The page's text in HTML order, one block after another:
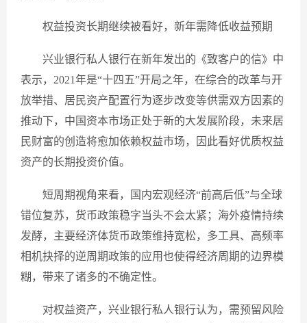
权益投资长期继续被看好，新年需降低收益预期
兴业银行私人银行在新年发出的《致客户的信》中
表示，2021年是“十四五”开局之年，在综合的改革与开
放举措、居民资产配置行为逐步改变等供需双方因素的
推动下，中国资本市场正处于新的大发展阶段，未来居
民财富的创造将愈加依赖权益市场，因此看好优质权益
资产的长期投资价值。
短周期视角来看，国内宏观经济“前高后低”与全球
错位复苏，货币政策稳字当头不会太紧；海外疫情持续
发酵，主要经济体货币政策维持宽松，多工具、高频率
相机抉择的逆周期政策的应用也使得经济周期的边界模
糊，带来了诸多的不确定性。
对权益资产，兴业银行私人银行认为，需预留风险